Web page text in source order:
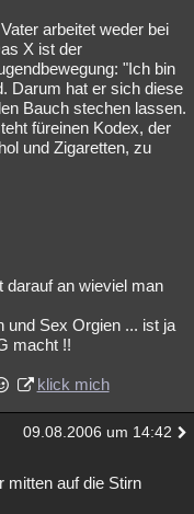
arbeitet weder bei
X ist der
"Ich bin
Darum hat er sich diese
Bauch stechen lassen.
füreinen Kodex, der
und Zigaretten, zu
an wieviel man
und Sex Orgien ... ist ja
macht !!
klick mich
09.08.2006 um 14:42
mitten auf die Stirn